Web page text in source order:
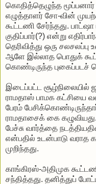
கொதித்தெழுந்த
எழுத்தாளர் சோ-வின்
கூட்டணி சேர்ந்தது. பாட்ஷா
குதிப்பார்(?) என்று
தெரிவித்து ஒரு
ஆளே இல்லாத பொதுக்
கொண்டிருந்த
இடைப்பட்ட சூழ்நிலையில்
ராமதாஸ் பாமக கட்சியை
பேரம்
ராமதாசைக் கை
பேச்சு வார்த்தை
என்பதில் உடன்பாடு
முறிந்தது.
காங்கிரஸ்-அதிமுக
சந்தித்தது. தனித்துப்